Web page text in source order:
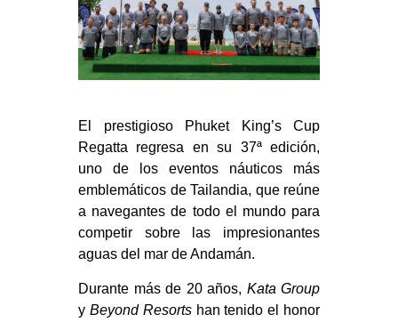
El prestigioso Phuket King’s Cup
Regatta regresa en su 37ª edición,
uno de los eventos náuticos más
emblemáticos de Tailandia, que reúne
a navegantes de todo el mundo para
competir sobre las impresionantes
aguas del mar de Andamán.
Durante más de 20 años, Kata Group
y Beyond Resortshan tenido el honor